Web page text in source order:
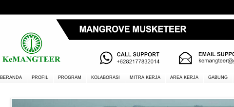
BERANDA PROFIL PROGRAM KOLABORASI MITRA KERJA AREA KERJA GABUNG